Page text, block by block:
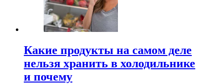
Какие продукты на самом деле
нельзя хранить в холодильнике
и почему